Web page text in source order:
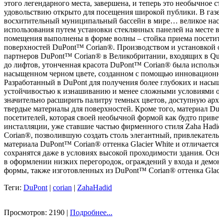
этого легендарного места, завершена, и теперь это
удовольствию открыто для посещения широкой публики. В
восхитительный муниципальный бассейн в мире… великое
использования путем установки стеклянных панелей на
помещения выполнены в форме волны – стойка приема
поверхностей DuPont™ Corian®. Производством и
партнеров DuPont™ Corian® в Великобритании, входящих в
до лифтов, утонченная красота DuPont™ Corian® была
насыщенном черном цвете, созданном с помощью
Разработанный в DuPont для получения более глубоких и
устойчивостью к изнашиванию и менее сложными условиями
значительно расширить палитру темных цветов, доступную
твердые материалы для поверхностей. Кроме того, материал
посетителей, которая своей необычной формой как будто
инсталляции, уже ставшие частью фирменного стиля Zaha
Corian®, позволившую создать столь элегантный,
материала DuPont™ Corian® оттенка Glacier White и
сохранятся даже в условиях высокой проходимости здания.
в оформлении низких перегородок, ограждений у входа и
формы, также изготовленных из DuPont™ Corian® оттенка
Теги: DuPont | corian | ZahaHadid
Просмотров: 2190 | Подробнее...